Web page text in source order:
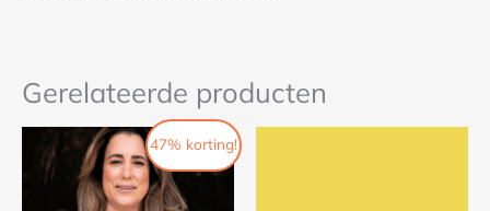
Gerelateerde producten
47% korting!
Oorspronkelijke
prijs
was:
€347.
Huidige
prijs
is:
€185.